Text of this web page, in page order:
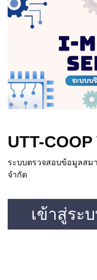
UTT-
ระบบตรวจสอบข้อมูลส
จำกัด
เข้าสู่ระ